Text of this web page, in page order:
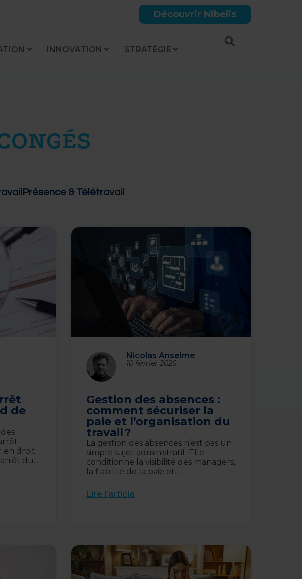
Découvrir Nibelis
INNOVATION STRATÉGIE
Présence & Télétravail
de
en droit
du...
Nicolas Anselme
10 février 2026
Gestion des absences :
comment sécuriser la
paie et l’organisation du
travail ?
La gestion des absences n’est pas un
simple sujet administratif. Elle
conditionne la visibilité des managers,
la fiabilité de la paie et...
Lire l’article